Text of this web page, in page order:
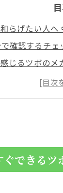
らげたい人
確認するチェ
じるツボのメ
係の基本
定する理由
安を落ち着か
！自律神経を
できるツ